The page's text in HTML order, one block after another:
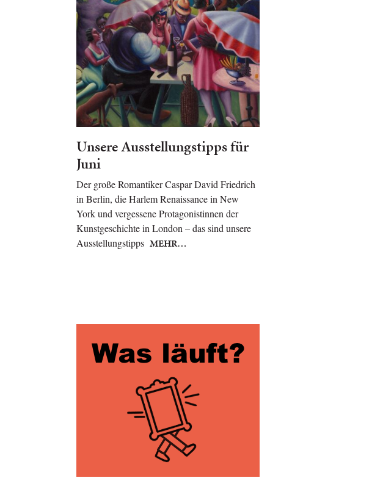
Unsere Ausstellungstipps für
Juni
Der große Romantiker Caspar David Friedrich
in Berlin, die Harlem Renaissance in New
York und vergessene Protagonistinnen der
Kunstgeschichte in London – das sind unsere
Ausstellungstipps MEHR…